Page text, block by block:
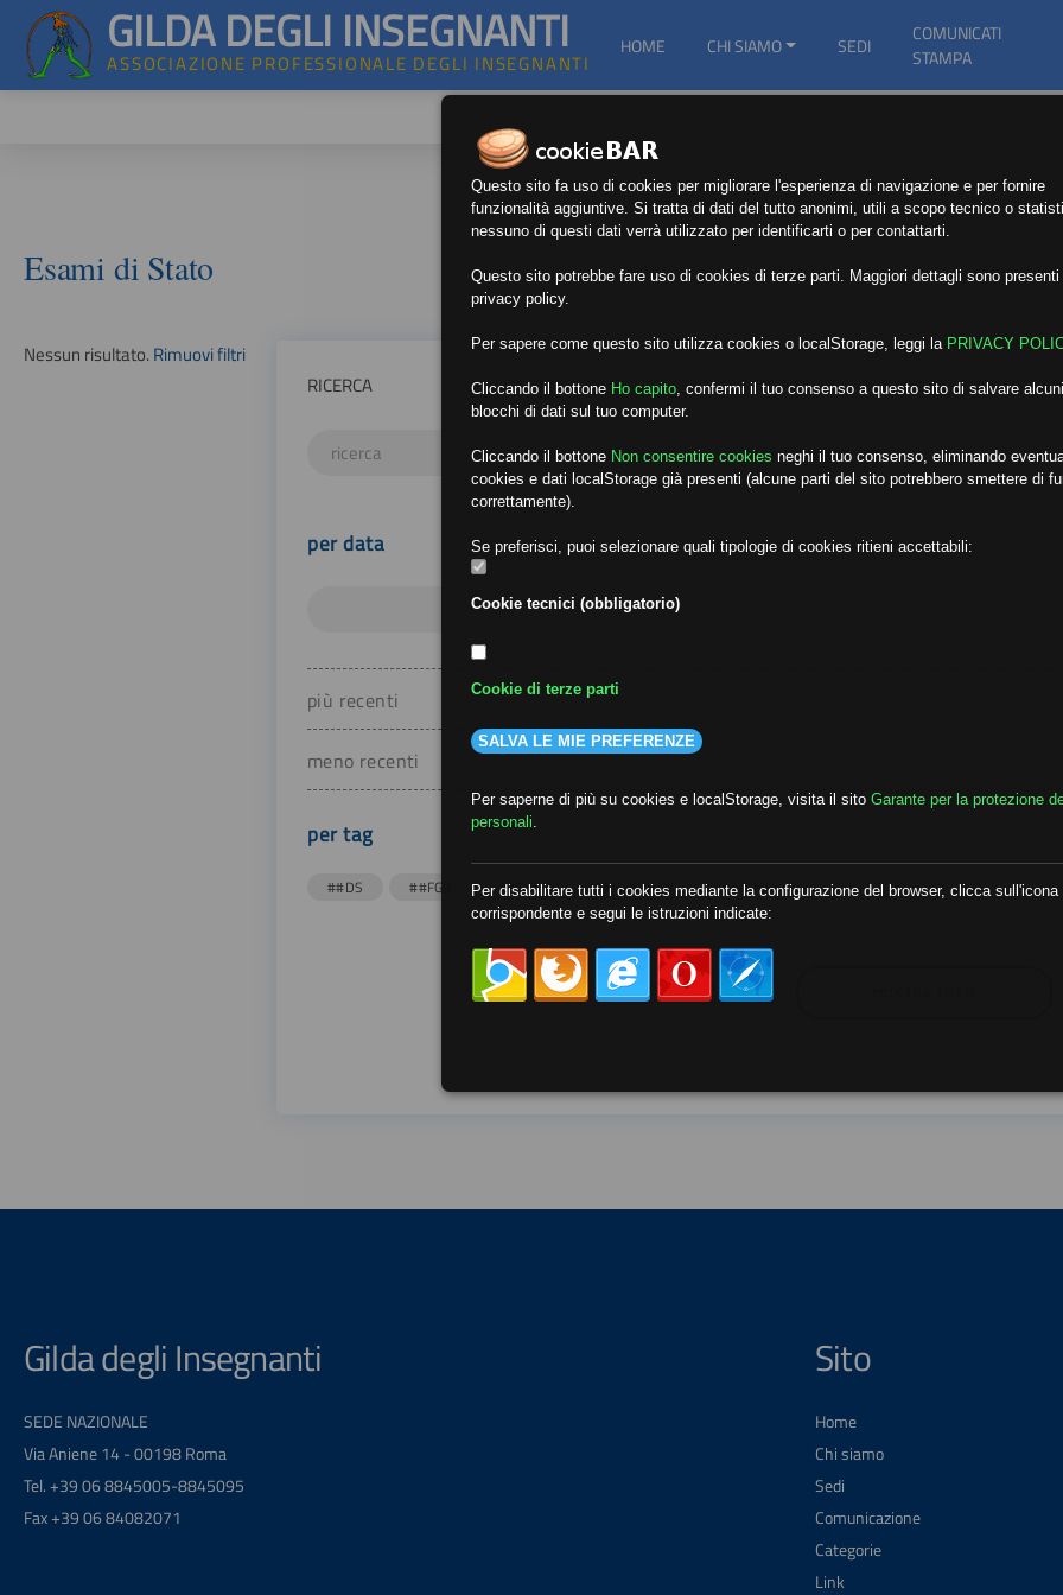
GILDA DEGLI INSEGNANTI
ASSOCIAZIONE PROFESSIONALE DEGLI INSEGNANTI
HOME CHI SIAMO SEDI
COMUNICATI
STAMPA
Esami di Stato
Nessun risultato.Rimuovi filtri
RICERCA
per data
più recenti
meno recenti
per tag
##DS ##FGU ##Gilda ##audoizioni ##autonomia
Gilda degli Insegnanti
SEDE NAZIONALE
Via Aniene 14 - 00198 Roma
Tel. +39 06 8845005-8845095
Fax +39 06 84082071
Sito
Home
Chi siamo
Sedi
Comunicazione
Categorie
Link
Questo sito fa uso di cookies per migliorare l'esperienza di navigazione e per fornire
funzionalità aggiuntive. Si tratta di dati del tutto anonimi, utili a scopo tecnico o
nessuno di questi dati verrà utilizzato per identificarti o per contattarti.
Questo sito potrebbe fare uso di cookies di terze parti. Maggiori dettagli sono
privacy policy.
Per sapere come questo sito utilizza cookies o localStorage, leggi la PRIVACY
Cliccando il bottone Ho capito confermi il tuo consenso a questo sito di salvare
blocchi di dati sul tuo computer.
Cliccando il bottone Non consentire cookies neghi il tuo consenso, eliminando
cookies e dati localStorage già presenti (alcune parti del sito potrebbero smettere di
correttamente).
Se preferisci, puoi selezionare quali tipologie di cookies ritieni accettabili:
Cookie tecnici (obbligatorio)
Cookie di terze parti
SALVA LE MIE PREFERENZE
Per saperne di più su cookies e localStorage, visita il sito Garante per la protezione
personali
Per disabilitare tutti i cookies mediante la configurazione del browser, clicca sull'icona
corrispondente e segui le istruzioni indicate: